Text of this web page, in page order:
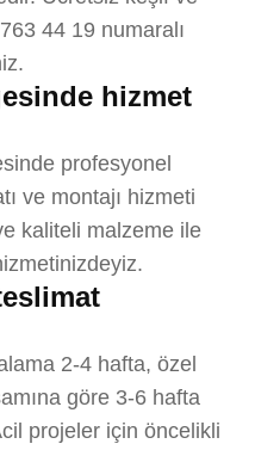
44 19 numaralı
hizmet
profesyonel
ve montajı hizmeti
kaliteli malzeme ile
2-4 hafta, özel
göre 3-6 hafta
projeler için öncelikli